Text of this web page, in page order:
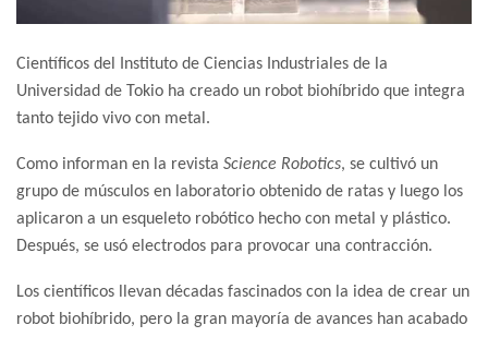
Científicos del Instituto de Ciencias Industriales de la
Universidad de Tokio ha creado un robot biohíbrido que integra
tanto tejido vivo con metal.
Como informan en la revista Science Robotics, se cultivó un
grupo de músculos en laboratorio obtenido de ratas y luego los
aplicaron a un esqueleto robótico hecho con metal y plástico.
Después, se usó electrodos para provocar una contracción.
Los científicos llevan décadas fascinados con la idea de crear un
robot biohíbrido, pero la gran mayoría de avances han acabado